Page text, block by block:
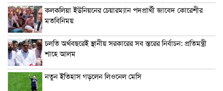
কলকলিয়া ইউনিয়নের চেয়ারম্যান পদপ্রার্থী জাবেদ কোরেশীর
মতবিনিময়
চলতি অর্থবছরেই স্থানীয় সরকারের সব স্তরের নির্বাচন: প্রতিমন্ত্রী
শাহে আলম
নতুন ইতিহাস গড়লেন লিওনেল মেসি